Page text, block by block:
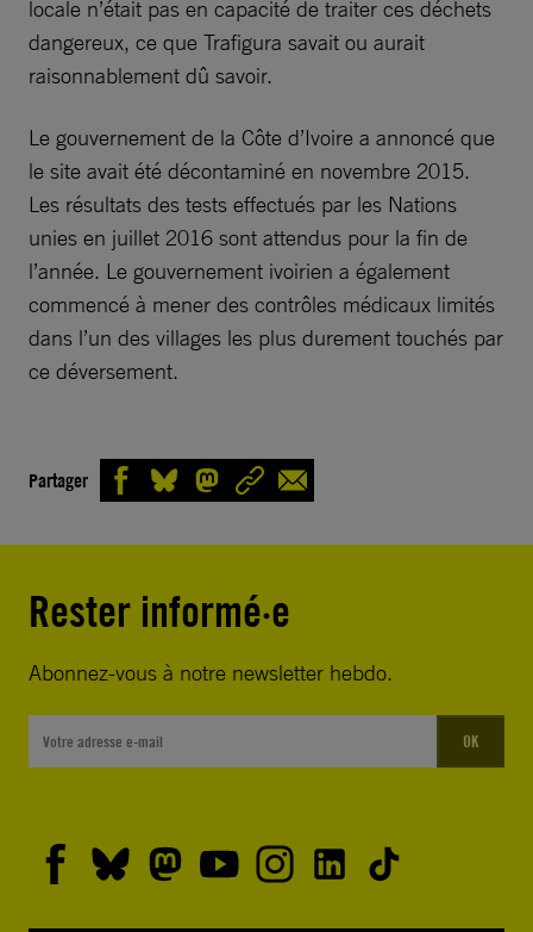
locale n’était pas en capacité de traiter ces déchets
dangereux, ce que Trafigura savait ou aurait
raisonnablement dû savoir.
Le gouvernement de la Côte d’Ivoire a annoncé que
le site avait été décontaminé en novembre 2015.
Les résultats des tests effectués par les Nations
unies en juillet 2016 sont attendus pour la fin de
l’année. Le gouvernement ivoirien a également
commencé à mener des contrôles médicaux limités
dans l’un des villages les plus durement touchés par
ce déversement.
Partager
Rester informé·e
Abonnez-vous à notre newsletter hebdo.
OK